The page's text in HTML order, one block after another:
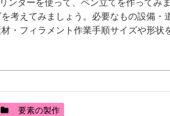
ターを使って、ペン立てを作ってみ
考えてみましょう。必要なもの設備・
・フィラメント作業手順サイズや形状
要素の製作